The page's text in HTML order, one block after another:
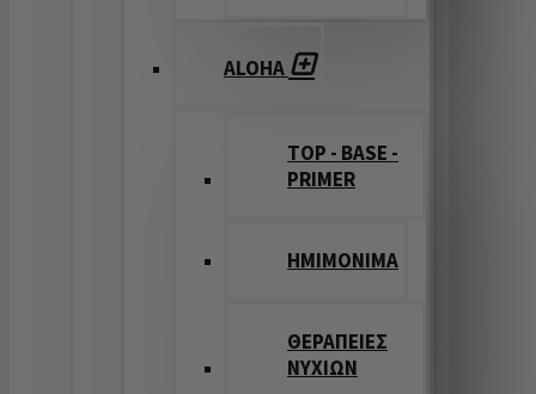
ALOHA
TOP - BASE -
PRIMER
ΗΜΙΜΟΝΙΜΑ
ΘΕΡΑΠΕΙΕΣ
ΝΥΧΙΩΝ